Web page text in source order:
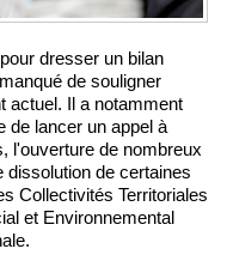
de souligner
actuel. Il a notamment
de lancer un appel à
l'ouverture de nombreux
dissolution de certaines
Collectivités Territoriales
et Environnemental